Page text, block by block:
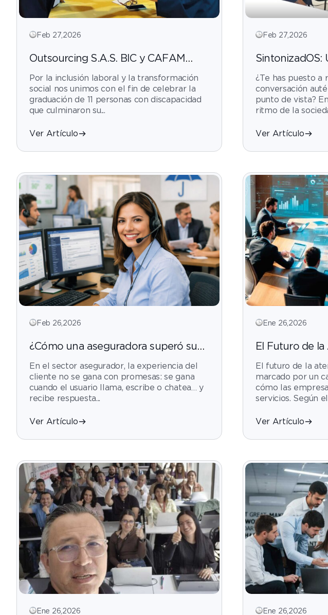
Feb 27,2026
Outsourcing S.A.S. BIC y CAFAM
amor extraordinario.
Por la inclusión laboral y la transformación
social nos unimos con el fin de celebrar la
graduación de 11 personas con discapacidad
que culminaron su...
Ver Artículo
Feb 27,2026
SintonizadOS:
¿Te has puesto a
conversación
punto de vista?
ritmo de la
Ver Artículo
Feb 26,2026
¿Cómo una aseguradora superó su
su operación multicanal?
En el sector asegurador, la experiencia del
cliente no se gana con promesas: se gana
cuando el usuario llama, escribe o chatea… y
recibe respuesta...
Ver Artículo
Ene 26,2026
El Futuro de
con Total
IA
El futuro de la
marcado por un
cómo las
servicios. Según
Ver Artículo
Ene 26,2026 Ene 26,2026